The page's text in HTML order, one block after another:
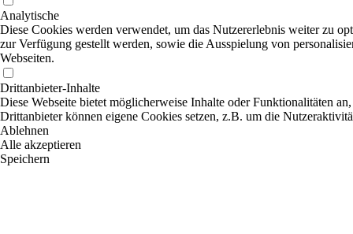
Analytische
Diese Cookies werden verwendet, um das Nutzererlebnis weiter zu
zur Verfügung gestellt werden, sowie die Ausspielung von
Webseiten.
Drittanbieter-Inhalte
Diese Webseite bietet möglicherweise Inhalte oder Funktionalitäten
Drittanbieter können eigene Cookies setzen, z.B. um die
Ablehnen
Alle akzeptieren
Speichern